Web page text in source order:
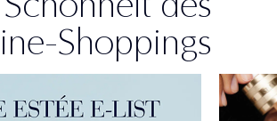
Shoppings